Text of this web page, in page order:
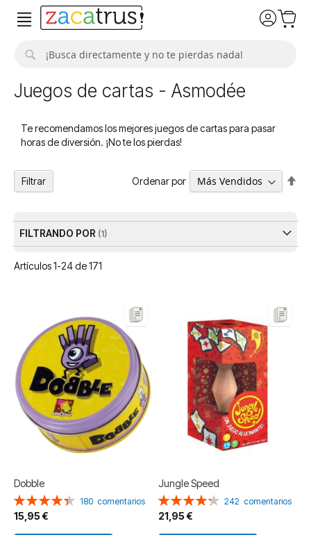
Juegos de cartas - Asmodée
Te recomendamos los mejores juegos de cartas para pasar
horas de diversión. ¡No te los pierdas!
Artículos1-24de171
Ordenar por
Dobble
Valoración:
89%
180 comentarios
15,95 €
Jungle Speed
Valoración:
86%
242 comentarios
21,95 €
Filtrar
FILTRANDO POR